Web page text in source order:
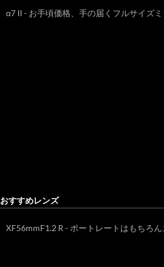
α7 II - お手頃価格、手の届くフルサイズ
おすすめレンズ
XF56mmF1.2 R - ポートレートはもちろ